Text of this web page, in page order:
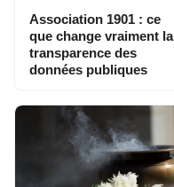
Association 1901 : ce
que change vraiment la
transparence des
données publiques